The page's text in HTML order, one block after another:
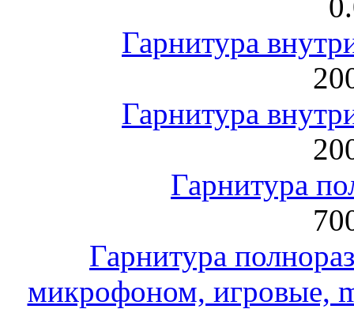
Гарнитура
Гарнитура
Гарнитура
Гарнитура
микрофоном, игровые,